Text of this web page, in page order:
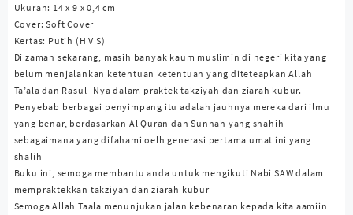
Ukuran: 14 x 9 x 0,4 cm
Cover: Soft Cover
Kertas: Putih (H V S)
Di zaman sekarang, masih banyak kaum muslimin di negeri kita yang
belum menjalankan ketentuan ketentuan yang diteteapkan Allah
Ta’ala dan Rasul- Nya dalam praktek takziyah dan ziarah kubur.
Penyebab berbagai penyimpang itu adalah jauhnya mereka dari ilmu
yang benar, berdasarkan Al Quran dan Sunnah yang shahih
sebagaimana yang difahami oelh generasi pertama umat ini yang
shalih
Buku ini, semoga membantu anda untuk mengikuti Nabi SAW dalam
mempraktekkan takziyah dan ziarah kubur
Semoga Allah Taala menunjukan jalan kebenaran kepada kita aamiin